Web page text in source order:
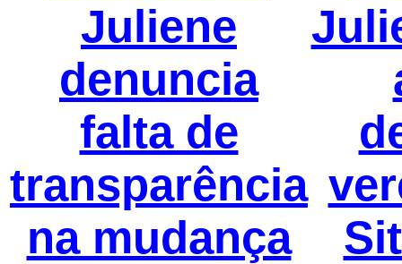
Juliene
denuncia
falta de
transparência
na mudança